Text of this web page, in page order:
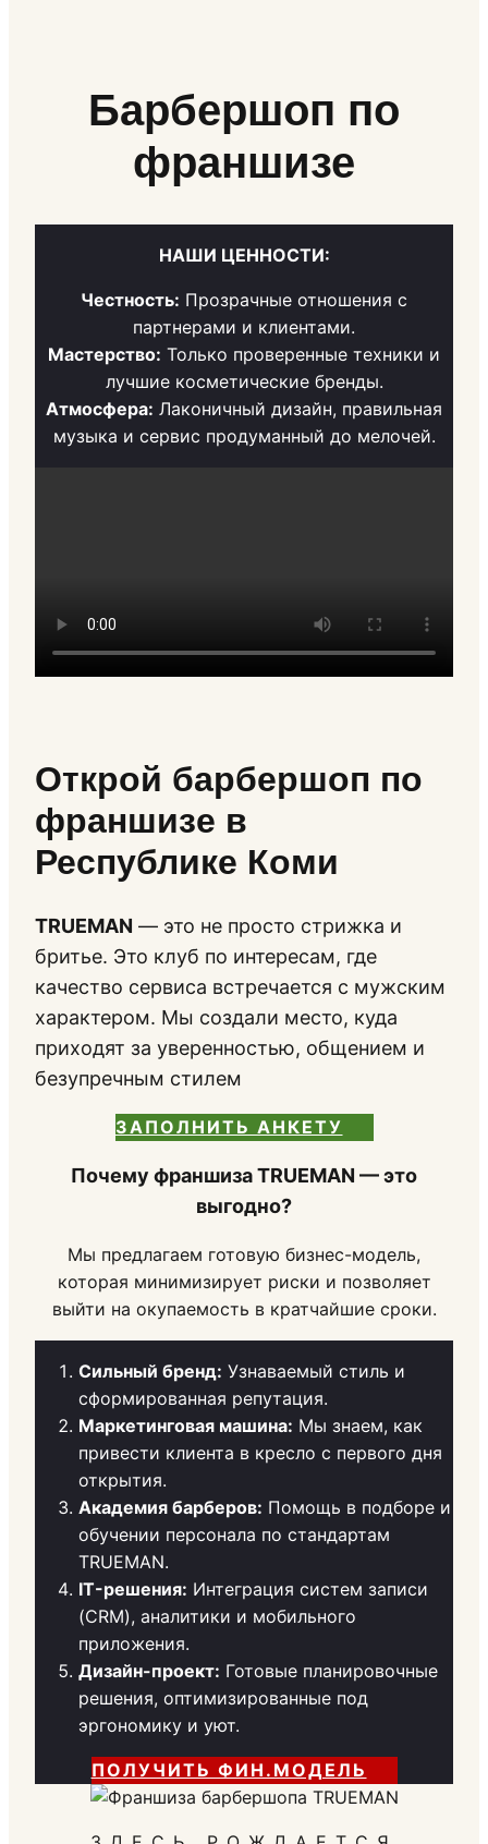
Барбершоп по
франшизе
НАШИ ЦЕННОСТИ:
Честность: Прозрачные отношения с
партнерами и клиентами.
Мастерство: Только проверенные техники и
лучшие косметические бренды.
Атмосфера: Лаконичный дизайн, правильная
музыка и сервис продуманный до мелочей.
Открой барбершоп по
франшизе в
Республике Коми
TRUEMAN — это не просто стрижка и
бритье. Это клуб по интересам, где
качество сервиса встречается с мужским
характером. Мы создали место, куда
приходят за уверенностью, общением и
безупречным стилем
ЗАПОЛНИТЬ АНКЕТУ
Почему франшиза TRUEMAN — это
выгодно?
Мы предлагаем готовую бизнес-модель,
которая минимизирует риски и позволяет
выйти на окупаемость в кратчайшие сроки.
Сильный бренд: Узнаваемый стиль и
сформированная репутация.
Маркетинговая машина: Мы знаем, как
привести клиента в кресло с первого дня
открытия.
Академия барберов: Помощь в подборе и
обучении персонала по стандартам
TRUEMAN.
IT-решения: Интеграция систем записи
(CRM), аналитики и мобильного
приложения.
Дизайн-проект: Готовые планировочные
решения, оптимизированные под
эргономику и уют.
ПОЛУЧИТЬ ФИН.МОДЕЛЬ